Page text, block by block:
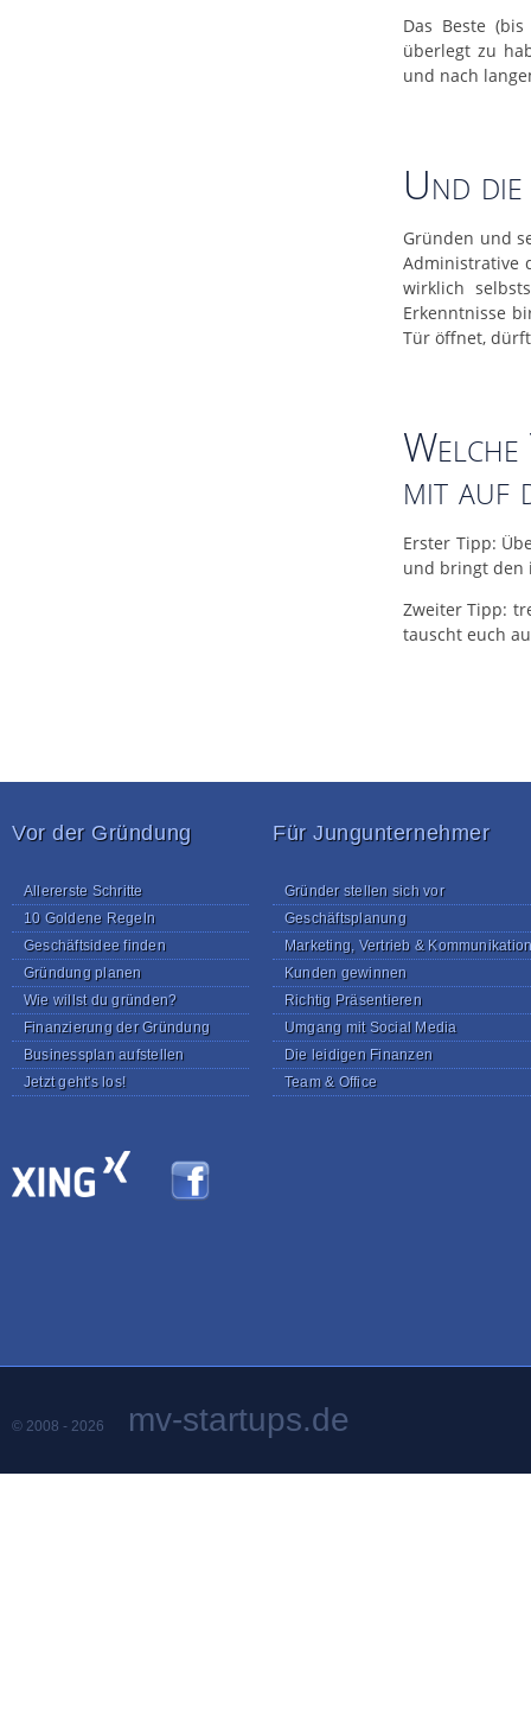
Das Beste
überlegt zu
und nach
Und
Gründen und
Administrative
wirklich
Erkenntnisse
Tür öffnet,
mit auf
Erster Tipp:
und bringt den
Zweiter Tipp:
tauscht euch
Vor der Gründung
Allererste Schritte
10 Goldene Regeln
Geschäftsidee finden
Gründung planen
Wie willst du gründen?
Finanzierung der Gründung
Businessplan aufstellen
Jetzt geht's los!
Für Jungunternehmer
Gründer stellen sich vor
Geschäftsplanung
Marketing, Vertrieb &
Kunden gewinnen
Richtig Präsentieren
Umgang mit Social Media
Die leidigen Finanzen
Team & Office
© 2008 - 2026 mv-startups.de